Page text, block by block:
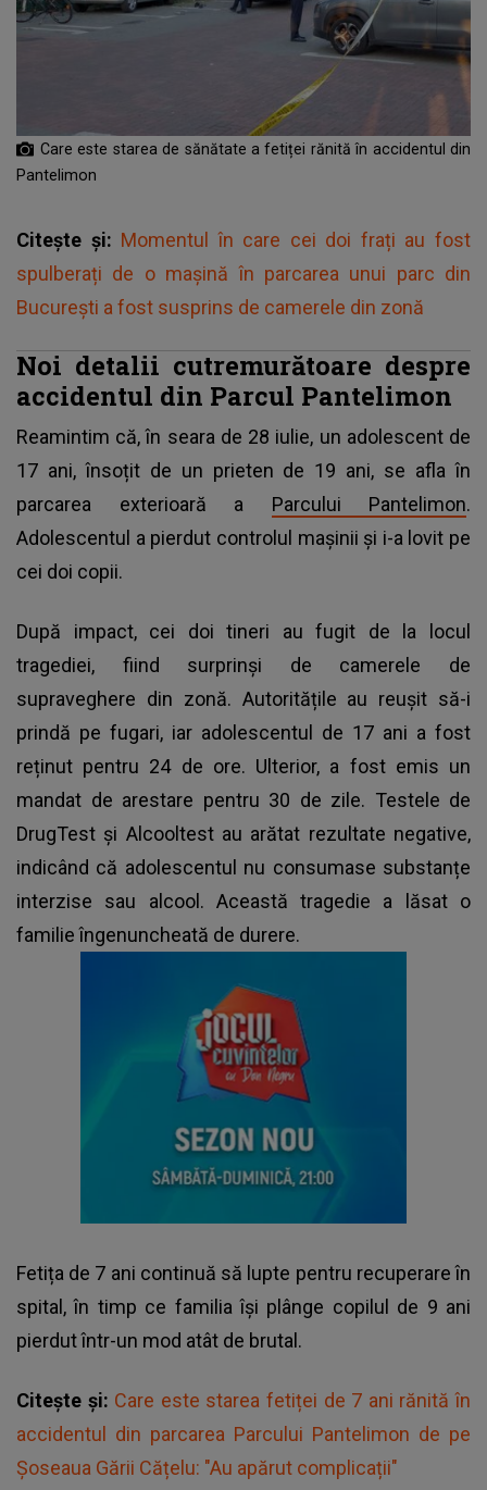
Care este starea de sănătate a fetiței rănită în accidentul din
Pantelimon
Citește și: Momentul în care cei doi frați au fost
spulberați de o mașină în parcarea unui parc din
București a fost susprins de camerele din zonă
Noi detalii cutremurătoare despre
accidentul din Parcul Pantelimon
Reamintim că, în seara de 28 iulie, un adolescent de
17 ani, însoțit de un prieten de 19 ani, se afla în
parcarea exterioară a Parcului Pantelimon.
Adolescentul a pierdut controlul mașinii și i-a lovit pe
cei doi copii.
După impact, cei doi tineri au fugit de la locul
tragediei, fiind surprinși de camerele de
supraveghere din zonă. Autoritățile au reușit să-i
prindă pe fugari, iar adolescentul de 17 ani a fost
reținut pentru 24 de ore. Ulterior, a fost emis un
mandat de arestare pentru 30 de zile. Testele de
DrugTest și Alcooltest au arătat rezultate negative,
indicând că adolescentul nu consumase substanțe
interzise sau alcool. Această tragedie a lăsat o
familie îngenuncheată de durere.
Fetița de 7 ani continuă să lupte pentru recuperare în
spital, în timp ce familia își plânge copilul de 9 ani
pierdut într-un mod atât de brutal.
Citește și: Care este starea fetiței de 7 ani rănită în
accidentul din parcarea Parcului Pantelimon de pe
Șoseaua Gării Cățelu: "Au apărut complicații"